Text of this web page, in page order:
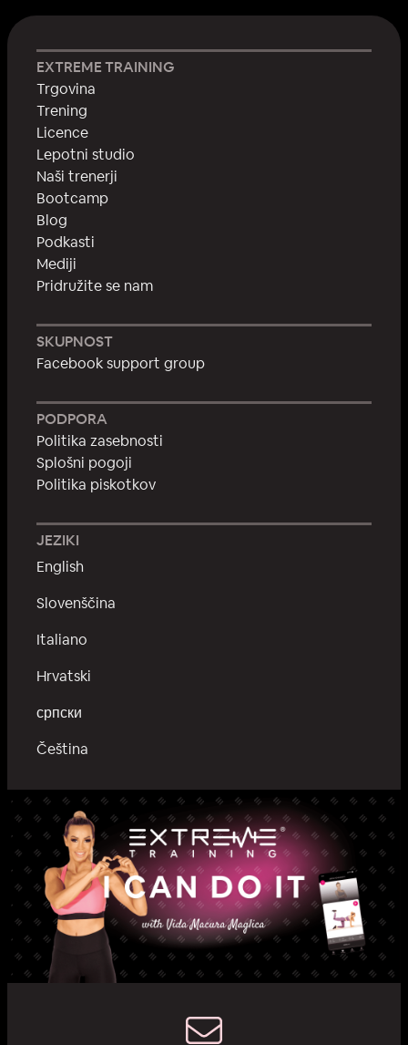
EXTREME TRAINING
Trgovina
Trening
Licence
Lepotni studio
Naši trenerji
Bootcamp
Blog
Podkasti
Mediji
Pridružite se nam
SKUPNOST
Facebook support group
PODPORA
Politika zasebnosti
Splošni pogoji
Politika piskotkov
JEZIKI
English
Slovenščina
Italiano
Hrvatski
српски
Čeština